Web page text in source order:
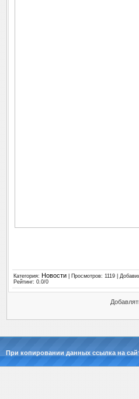
Категория: Новости Просмотров: 1119 |
Рейтинг: 0.0/0
При копировании данных ссылка на